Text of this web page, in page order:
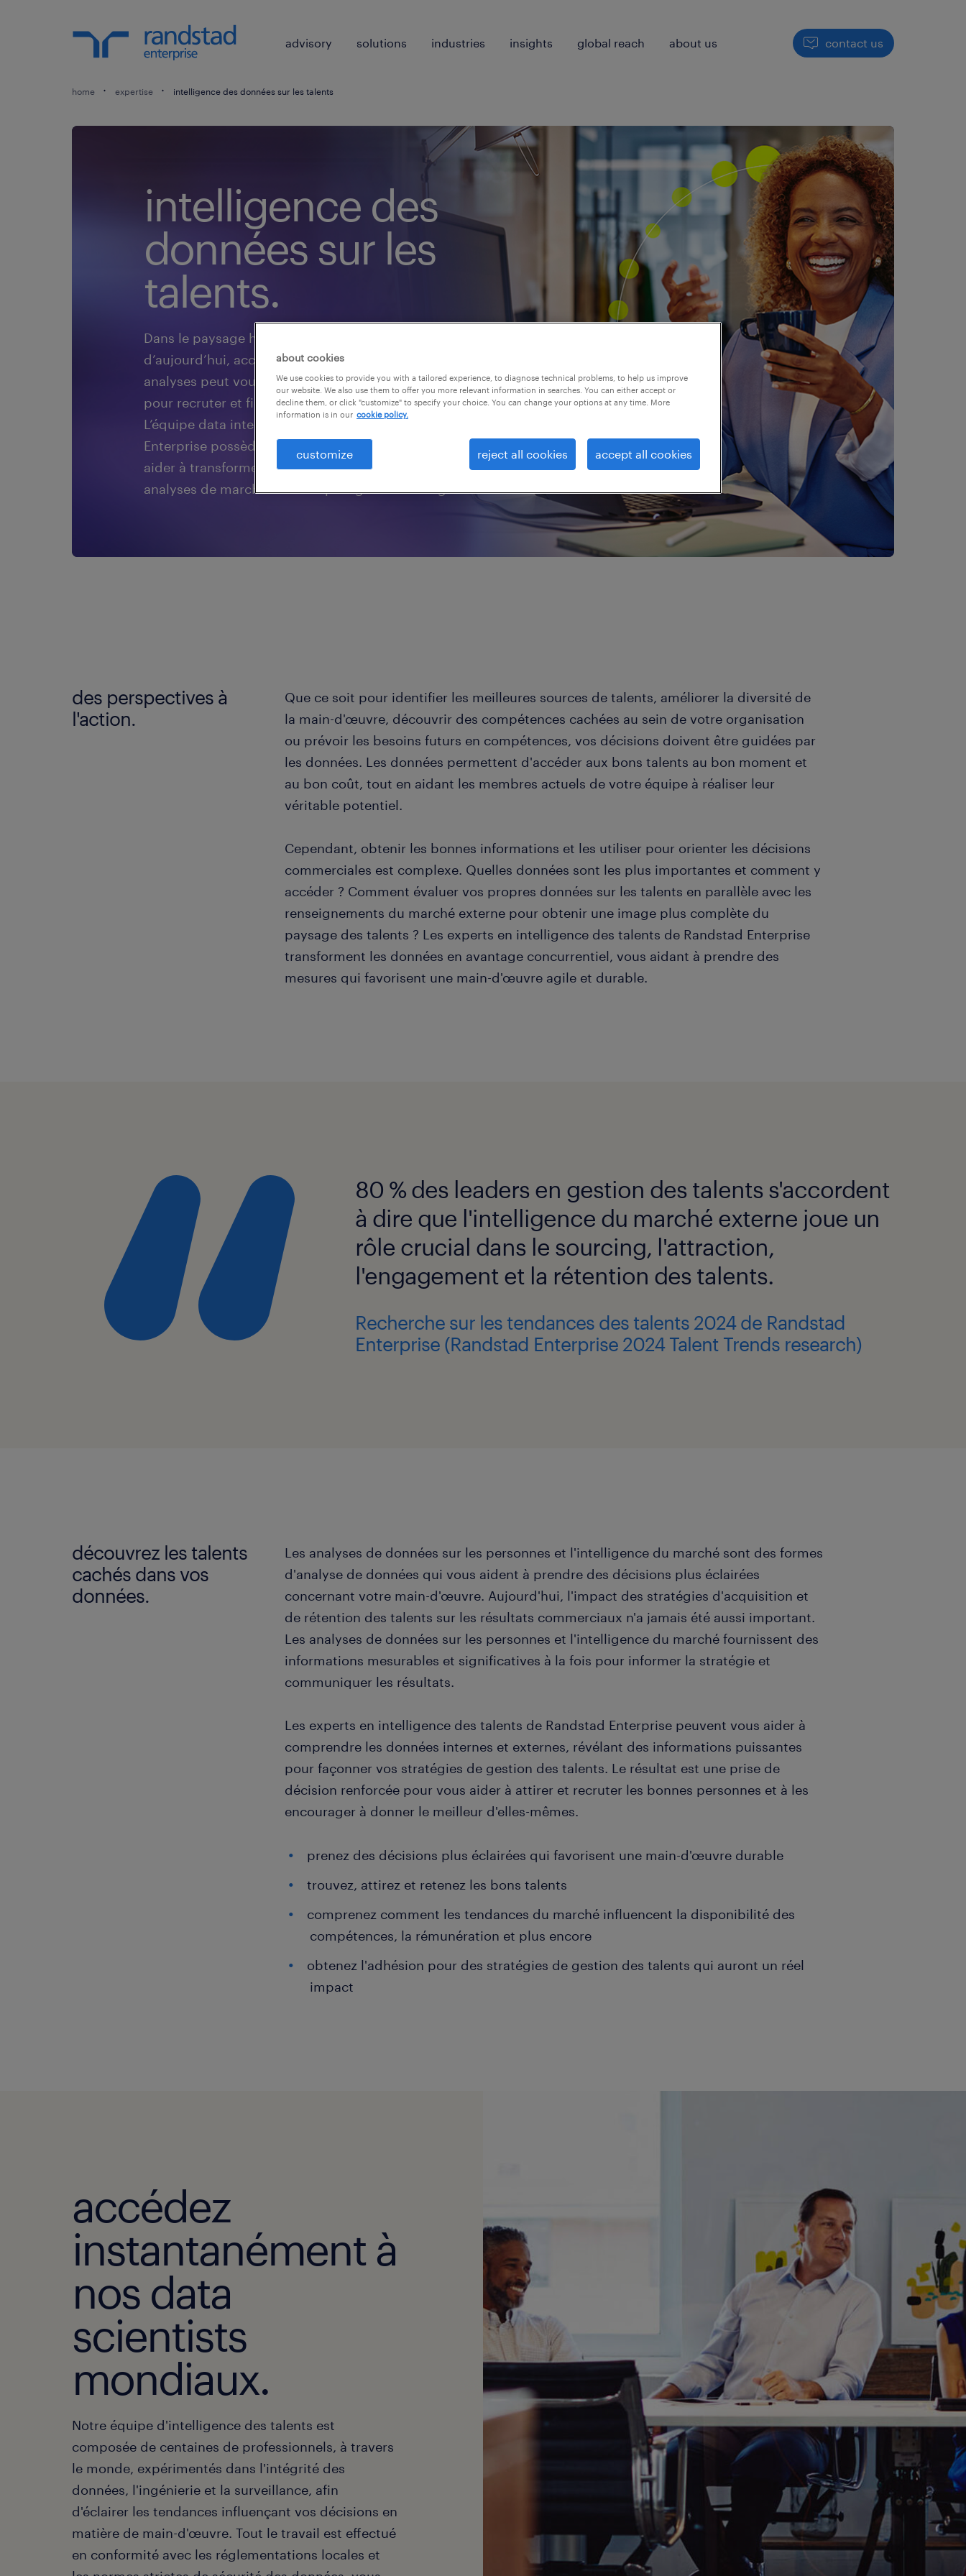
advisory solutions industries insights global reach about us contact us
home expertise intelligence des données sur les talents
intelligence des
données sur les
talents.
Dans le paysage hyper-compétitif des talents
d’aujourd’hui, accéder aux bonnes données et
analyses peut vous donner un avantage significatif
pour recruter et fidéliser les meilleures personnes.
L’équipe data intelligence des talents de Randstad
Enterprise possède l’expertise nécessaire pour vous
aider à transformer les données sur les talents et les
analyses de marché en votre plus grand avantage.
des perspectives à
l'action.
Que ce soit pour identifier les meilleures sources de talents, améliorer la diversité de
la main-d'œuvre, découvrir des compétences cachées au sein de votre organisation
ou prévoir les besoins futurs en compétences, vos décisions doivent être guidées par
les données. Les données permettent d'accéder aux bons talents au bon moment et
au bon coût, tout en aidant les membres actuels de votre équipe à réaliser leur
véritable potentiel.
Cependant, obtenir les bonnes informations et les utiliser pour orienter les décisions
commerciales est complexe. Quelles données sont les plus importantes et comment y
accéder ? Comment évaluer vos propres données sur les talents en parallèle avec les
renseignements du marché externe pour obtenir une image plus complète du
paysage des talents ? Les experts en intelligence des talents de Randstad Enterprise
transforment les données en avantage concurrentiel, vous aidant à prendre des
mesures qui favorisent une main-d'œuvre agile et durable.
80 % des leaders en gestion des talents s'accordent
à dire que l'intelligence du marché externe joue un
rôle crucial dans le sourcing, l'attraction,
l'engagement et la rétention des talents.
Recherche sur les tendances des talents 2024 de Randstad
Enterprise (Randstad Enterprise 2024 Talent Trends research)
découvrez les talents
cachés dans vos
données.
Les analyses de données sur les personnes et l'intelligence du marché sont des formes
d'analyse de données qui vous aident à prendre des décisions plus éclairées
concernant votre main-d'œuvre. Aujourd'hui, l'impact des stratégies d'acquisition et
de rétention des talents sur les résultats commerciaux n'a jamais été aussi important.
Les analyses de données sur les personnes et l'intelligence du marché fournissent des
informations mesurables et significatives à la fois pour informer la stratégie et
communiquer les résultats.
Les experts en intelligence des talents de Randstad Enterprise peuvent vous aider à
comprendre les données internes et externes, révélant des informations puissantes
pour façonner vos stratégies de gestion des talents. Le résultat est une prise de
décision renforcée pour vous aider à attirer et recruter les bonnes personnes et à les
encourager à donner le meilleur d'elles-mêmes.
prenez des décisions plus éclairées qui favorisent une main-d'œuvre durable
trouvez, attirez et retenez les bons talents
comprenez comment les tendances du marché influencent la disponibilité des
compétences, la rémunération et plus encore
obtenez l'adhésion pour des stratégies de gestion des talents qui auront un réel
impact
accédez
instantanément à
nos data
scientists
mondiaux.
Notre équipe d'intelligence des talents est
composée de centaines de professionnels, à travers
le monde, expérimentés dans l'intégrité des
données, l'ingénierie et la surveillance, afin
d'éclairer les tendances influençant vos décisions en
matière de main-d'œuvre. Tout le travail est effectué
en conformité avec les réglementations locales et
about cookies
We use cookies to provide you with a tailored experience, to diagnose technical problems, to help us improve
our website. We also use them to offer you more relevant information in searches. You can either accept or
decline them, or click "customize" to specify your choice. You can change your options at any time. More
information is in our cookie policy.
customize reject all cookies accept all cookies